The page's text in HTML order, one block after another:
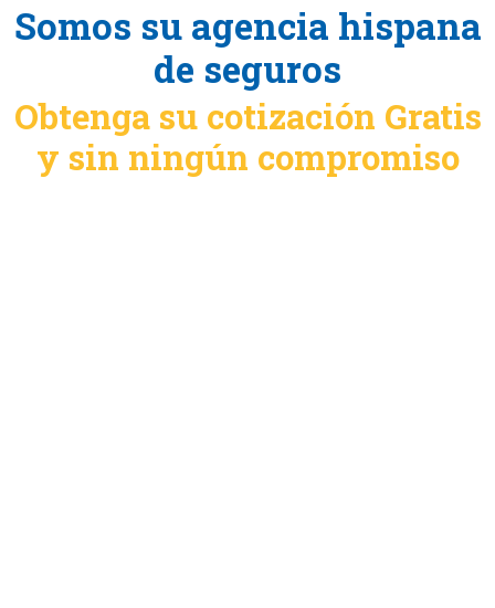
Somos su agencia hispana
de seguros
Obtenga su cotización Gratis
y sin ningún compromiso